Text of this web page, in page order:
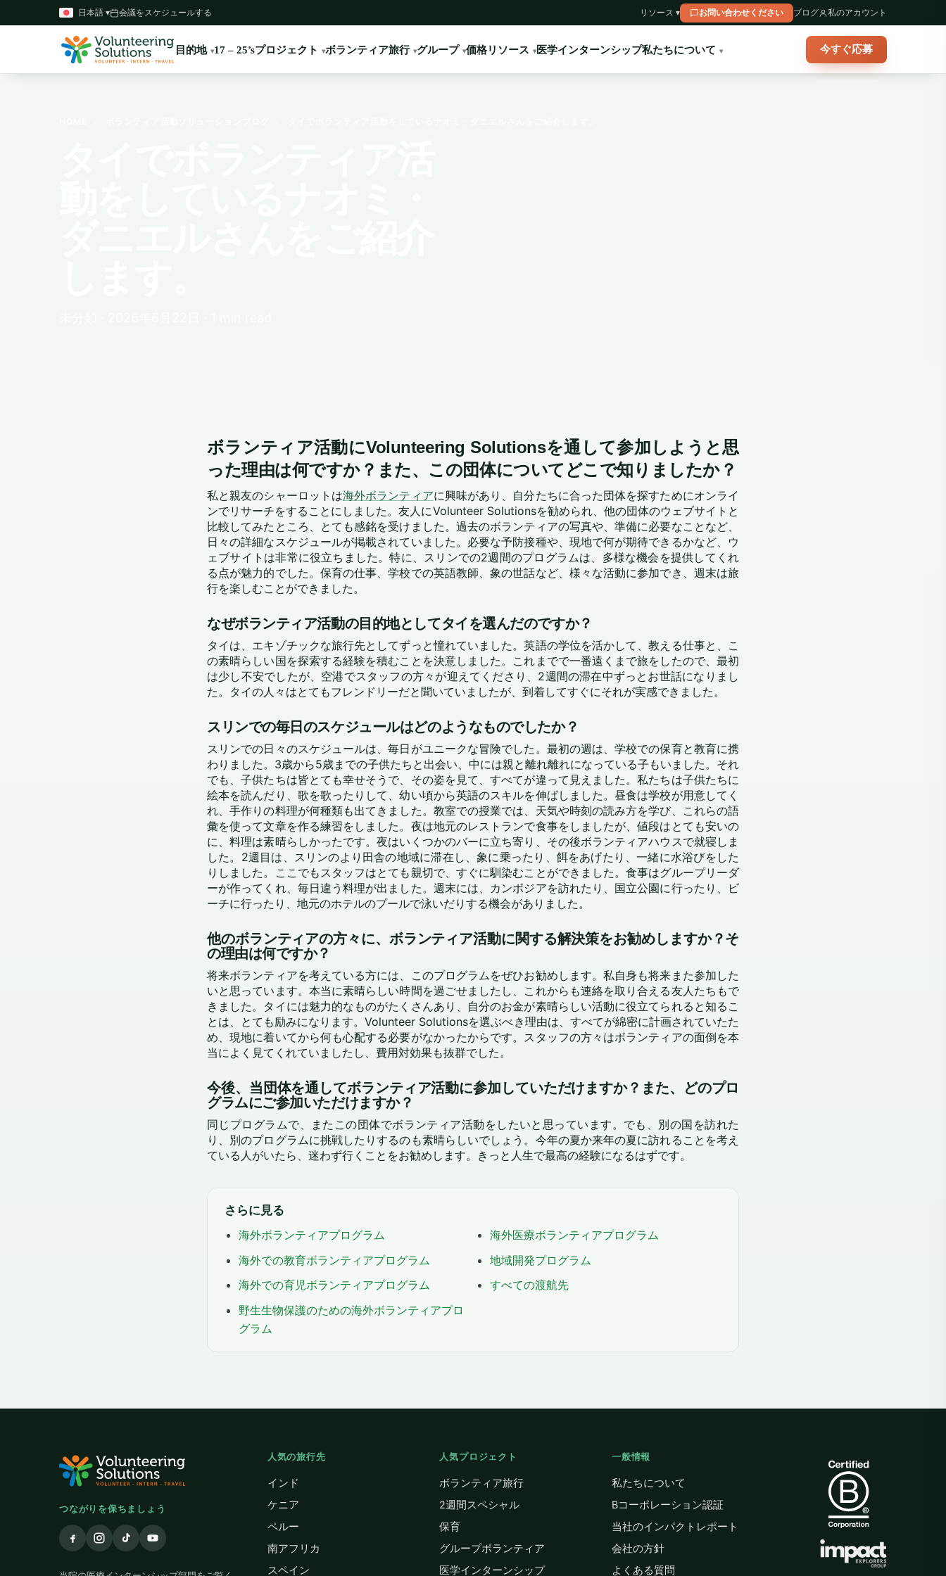
日本語 ▾ 会議をスケジュールする リソース ▾ お問い合わせください ブログ 私のアカウント
目的地 17 – 25’sプロジェクト ボランティア旅行 グループ 価格リソース 医学インターンシップ私たちについて 今すぐ応募
ボランティア活動にVolunteering Solutionsを通して参加しようと思
った理由は何ですか？また、この団体についてどこで知りましたか？
私と親友のシャーロットは海外ボランティアに興味があり、自分たちに合った団体を探すためにオンライ
ンでリサーチをすることにしました。友人にVolunteer Solutionsを勧められ、他の団体のウェブサイトと
比較してみたところ、とても感銘を受けました。過去のボランティアの写真や、準備に必要なことなど、
日々の詳細なスケジュールが掲載されていました。必要な予防接種や、現地で何が期待できるかなど、ウ
ェブサイトは非常に役立ちました。特に、スリンでの2週間のプログラムは、多様な機会を提供してくれ
る点が魅力的でした。保育の仕事、学校での英語教師、象の世話など、様々な活動に参加でき、週末は旅
行を楽しむことができました。
なぜボランティア活動の目的地としてタイを選んだのですか？
タイは、エキゾチックな旅行先としてずっと憧れていました。英語の学位を活かして、教える仕事と、こ
の素晴らしい国を探索する経験を積むことを決意しました。これまでで一番遠くまで旅をしたので、最初
は少し不安でしたが、空港でスタッフの方々が迎えてくださり、2週間の滞在中ずっとお世話になりまし
た。タイの人々はとてもフレンドリーだと聞いていましたが、到着してすぐにそれが実感できました。
スリンでの毎日のスケジュールはどのようなものでしたか？
スリンでの日々のスケジュールは、毎日がユニークな冒険でした。最初の週は、学校での保育と教育に携
わりました。3歳から5歳までの子供たちと出会い、中には親と離れ離れになっている子もいました。それ
でも、子供たちは皆とても幸せそうで、その姿を見て、すべてが違って見えました。私たちは子供たちに
絵本を読んだり、歌を歌ったりして、幼い頃から英語のスキルを伸ばしました。昼食は学校が用意してく
れ、手作りの料理が何種類も出てきました。教室での授業では、天気や時刻の読み方を学び、これらの語
彙を使って文章を作る練習をしました。夜は地元のレストランで食事をしましたが、値段はとても安いの
に、料理は素晴らしかったです。夜はいくつかのバーに立ち寄り、その後ボランティアハウスで就寝しま
した。2週目は、スリンのより田舎の地域に滞在し、象に乗ったり、餌をあげたり、一緒に水浴びをした
りしました。ここでもスタッフはとても親切で、すぐに馴染むことができました。食事はグループリーダ
ーが作ってくれ、毎日違う料理が出ました。週末には、カンボジアを訪れたり、国立公園に行ったり、ビ
ーチに行ったり、地元のホテルのプールで泳いだりする機会がありました。
他のボランティアの方々に、ボランティア活動に関する解決策をお勧めしますか？そ
の理由は何ですか？
将来ボランティアを考えている方には、このプログラムをぜひお勧めします。私自身も将来また参加した
いと思っています。本当に素晴らしい時間を過ごせましたし、これからも連絡を取り合える友人たちもで
きました。タイには魅力的なものがたくさんあり、自分のお金が素晴らしい活動に役立てられると知るこ
とは、とても励みになります。Volunteer Solutionsを選ぶべき理由は、すべてが綿密に計画されていたた
め、現地に着いてから何も心配する必要がなかったからです。スタッフの方々はボランティアの面倒を本
当によく見てくれていましたし、費用対効果も抜群でした。
今後、当団体を通してボランティア活動に参加していただけますか？また、どのプロ
グラムにご参加いただけますか？
同じプログラムで、またこの団体でボランティア活動をしたいと思っています。でも、別の国を訪れた
り、別のプログラムに挑戦したりするのも素晴らしいでしょう。今年の夏か来年の夏に訪れることを考え
ている人がいたら、迷わず行くことをお勧めします。きっと人生で最高の経験になるはずです。
さらに見る
海外ボランティアプログラム
海外での教育ボランティアプログラム
海外での育児ボランティアプログラム
野生生物保護のための海外ボランティアプロ
グラム
海外医療ボランティアプログラム
地域開発プログラム
すべての渡航先
つながりを保ちましょう
人気の旅行先
インド
ケニア
ペルー
南アフリカ
スペイン
人気プロジェクト
ボランティア旅行
2週間スペシャル
保育
グループボランティア
医学インターンシップ
一般情報
私たちについて
Bコーポレーション認証
当社のインパクトレポート
会社の方針
よくある質問